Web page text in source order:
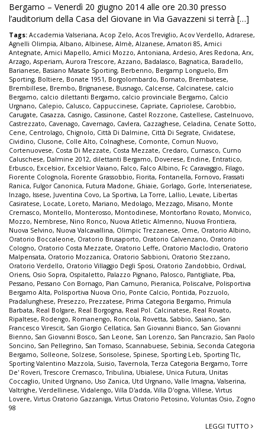
Bergamo – Venerdì 20 giugno 2014 alle ore 20.30 presso
l’auditorium della Casa del Giovane in Via Gavazzeni si terrà […]
Tags: Accademia Valseriana, Acop Zelo, Acos Treviglio, Acov Verdello, Adrarese,
Agnelli Olimpia, Albano, Albinese, Almè, Alzanese, Amatori 85, Amici
Antegnate, Amici Mapello, Amici Mozzo, Antoniana, Ardesio, Ares Redona, Arx,
Arzago, Asperiam, Aurora Trescore, Azzano, Badalasco, Bagnatica, Baradello,
Barianese, Basiano Masate Sporting, Berbenno, Bergamp Longuelo, Bm
Sporting, Boltiere, Bonate 1951, Borgolombardo, Bornato, Brembatese,
Brembillese, Brembo, Brignanese, Busnago, Calcense, Calcinatese, calcio
Bergamo, calcio dilettanti Bergamo, calcio provinciale Bergamo, Calcio
Urgnano, Calepio, Calusco, Cappuccinese, Capriate, Capriolese, Carobbio,
Carugate, Casazza, Casnigo, Cassinone, Castel Rozzone, Castellese, Castelnuovo,
Castrezzato, Cavenago, Cavernago, Cavlera, Cazzaghese, Celadina, Cenate Sotto,
Cene, Centrolago, Chignolo, Città Di Dalmine, Città Di Segrate, Cividatese,
Cividino, Clusone, Colle Alto, Colnaghese, Comonte, Comun Nuovo,
Cortenuovese, Costa Di Mezzate, Costa Mezzate, Credaro, Curnasco, Curno
Caluschese, Dalmine 2012, dilettanti Bergamo, Doverese, Endine, Entratico,
Erbusco, Excelsior, Excelsior Vaiano, Falco, Falco Albino, Fc Caravaggio, Filago,
Fiorente Colognola, Fiorente Grassobbio, Fiorita, Fontanella, Fornovo, Frassati
Ranica, Fulgor Canonica, Futura Madone, Ghiaie, Gorlago, Gorle, Interseriatese,
Inzago, Issese, Juventina Covo, La Sportiva, La Torre, Lallio, Levate, Libertas
Casiratese, Locate, Loreto, Mariano, Medolago, Mezzago, Misano, Monte
Cremasco, Montello, Monterosso, Montodinese, Montorfano Rovato, Monvico,
Mozzo, Nembrese, Nino Ronco, Nuova Atletic Almenno, Nuova Frontiera,
Nuova Selvino, Nuova Valcavallina, Olimpic Trezzanese, Ome, Oratorio Albino,
Oratorio Boccaleone, Oratorio Brusaporto, Oratorio Calvenzano, Oratorio
Cologno, Oratorio Costa Mezzate, Oratorio Leffe, Oratorio Maclodio, Oratorio
Malpensata, Oratorio Mozzanica, Oratorio Sabbioni, Oratorio Stezzano,
Oratorio Verdello, Oratorio Villaggio Degli Sposi, Oratorio Zandobbio, Ordival,
Oriens, Osio Sopra, Ospitaletto, Palazzo Pignano, Palosco, Pantigliate, Pba,
Pessano, Pessano Con Bornago, Pian Camuno, Pieranica, Poliscalve, Polisportiva
Bergamo Alta, Polisportiva Nuova Orio, Ponte Calcio, Pontida, Pozzuolo,
Pradalunghese, Presezzo, Prezzatese, Prima Categoria Bergamo, Primula
Barbata, Real Bolgare, Real Borgogna, Real Pol. Calcinatese, Real Rovato,
Ripaltese, Rodengo, Romanengo, Roncola, Rovetta, Sabbio, Saiano, San
Francesco Virescit, San Giorgio Cellatica, San Giovanni Bianco, San Giovanni
Bienno, San Giovanni Bosco, San Leone, San Lorenzo, San Pancrazio, San Paolo
Soncino, San Pellegrino, San Tomaso, Scannabuese, Sebinia, Seconda Categoria
Bergamo, Solleone, Solzese, Sorisolese, Spinese, Sporting Leb, Sporting Tlc,
Sporting Valentino Mazzola, Suisio,Tavernola,Terza Categoria Bergamo,Torre
De' Roveri,Trescore Cremasco,Tribulina, Ubialese, Unica Futura, Unitas
Coccaglio, United Urgnano, Uso Zanica, Utd Urgnano, Valle Imagna, Valserina,
Valtrighe, Verdellinese, Vidalengo, Villa D'adda, Villa D'ogna, Villese, Virtus
Lovere, Virtus Oratorio Gazzaniga, Virtus Oratorio Petosino, Voluntas Osio, Zogno
98
LEGGI TUTTO